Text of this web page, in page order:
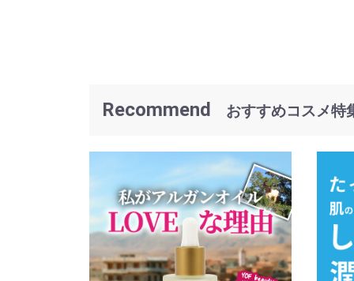
Recommend おすすめコスメ特